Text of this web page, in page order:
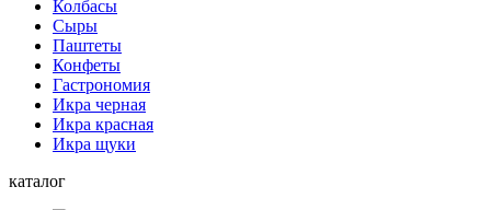
Колбасы
Сыры
Паштеты
Конфеты
Гастрономия
Икра черная
Икра красная
Икра щуки
каталог